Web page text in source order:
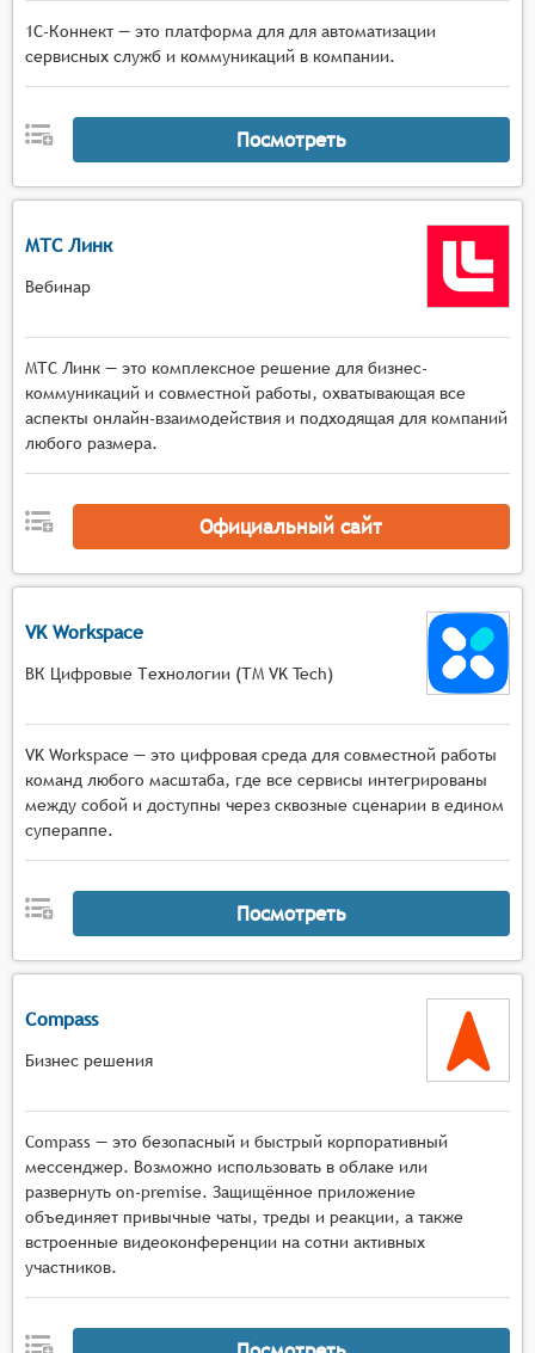
1С-Коннект — это платформа для для автоматизации
сервисных служб и коммуникаций в компании.
Посмотреть
МТС Линк
Вебинар
МТС Линк — это комплексное решение для бизнес-
коммуникаций и совместной работы, охватывающая все
аспекты онлайн-взаимодействия и подходящая для компаний
любого размера.
Официальный сайт
VK Workspace
ВК Цифровые Технологии (ТМ VK Tech)
VK Workspace — это цифровая среда для совместной работы
команд любого масштаба, где все сервисы интегрированы
между собой и доступны через сквозные сценарии в едином
супераппе.
Посмотреть
Compass
Бизнес решения
Compass — это безопасный и быстрый корпоративный
мессенджер. Возможно использовать в облаке или
развернуть on-premise. Защищённое приложение
объединяет привычные чаты, треды и реакции, а также
встроенные видеоконференции на сотни активных
участников.